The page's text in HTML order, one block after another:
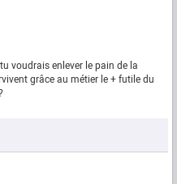
voudrais enlever le pain de la
grâce au métier le + futile du